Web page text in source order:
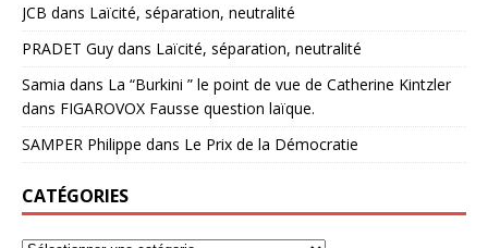
JCB dans Laïcité, séparation, neutralité
PRADET Guy dans Laïcité, séparation, neutralité
Samia dans La “Burkini ” le point de vue de Catherine Kintzler
dans FIGAROVOX Fausse question laïque.
SAMPER Philippe dans Le Prix de la Démocratie
CATÉGORIES